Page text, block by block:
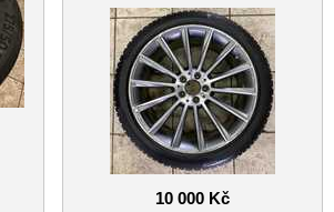
10 000 Kč